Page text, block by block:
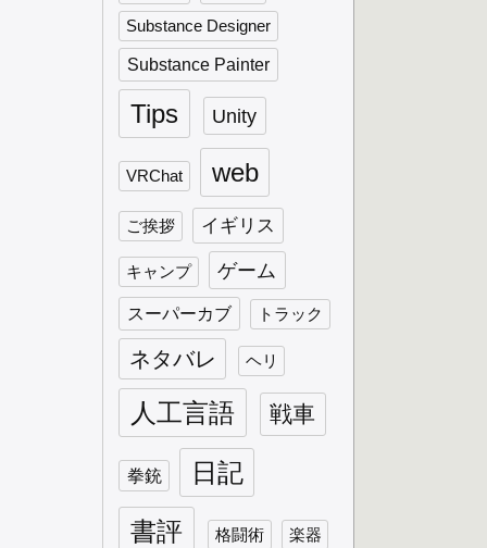
Substance Designer
Substance Painter
Tips Unity
VRChat web
ご挨拶 イギリス
キャンプ ゲーム
スーパーカブ トラック
ネタバレ ヘリ
人工言語 戦車
拳銃 日記
書評 格闘術 楽器